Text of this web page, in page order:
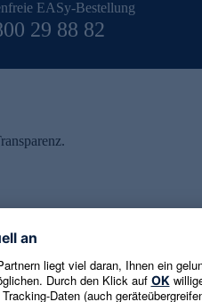
EASy-Bestellung
29 88 82
E-Mail-Adresse eingeben